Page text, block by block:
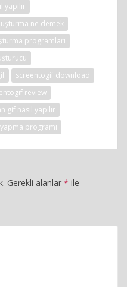
yapılır
ne demek
programları
screentogif download
review
gif nasıl yapılır
programı
Gerekli alanlar * ile